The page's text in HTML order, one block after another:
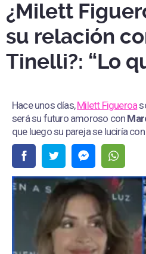
¿Milett
su relación
Tinelli?: “Lo
Hace unos días,Milett Figueroa
será su futuro amoroso con
que luego su pareja se luciría